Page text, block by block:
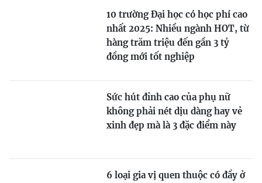
10 trường Đại học có học phí cao
nhất 2025: Nhiều ngành HOT, từ
hàng trăm triệu đến gần 3 tỷ
đồng mới tốt nghiệp
Sức hút đỉnh cao của phụ nữ
không phải nét dịu dàng hay vẻ
xinh đẹp mà là 3 đặc điểm này
6 loại gia vị quen thuộc có đầy ở